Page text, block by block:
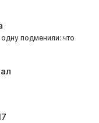
подменили: что